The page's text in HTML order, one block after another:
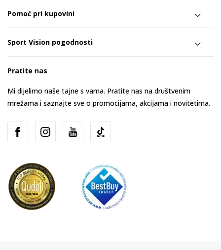
Pomoć pri kupovini
Sport Vision pogodnosti
Pratite nas
Mi dijelimo naše tajne s vama. Pratite nas na društvenim
mrežama i saznajte sve o promocijama, akcijama i novitetima.